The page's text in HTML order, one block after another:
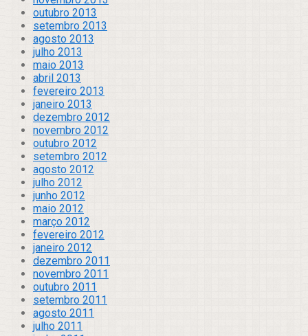
outubro 2013
setembro 2013
agosto 2013
julho 2013
maio 2013
abril 2013
fevereiro 2013
janeiro 2013
dezembro 2012
novembro 2012
outubro 2012
setembro 2012
agosto 2012
julho 2012
junho 2012
maio 2012
março 2012
fevereiro 2012
janeiro 2012
dezembro 2011
novembro 2011
outubro 2011
setembro 2011
agosto 2011
julho 2011